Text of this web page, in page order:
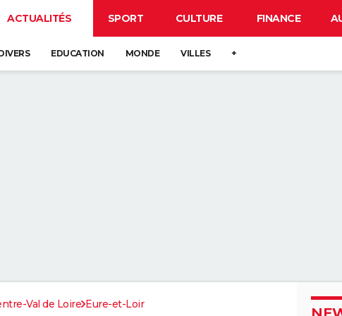
ACTUALITÉS SPORT CULTURE FINANCE
EDUCATION MONDE VILLES +
Val de Loire Eure-et-Loir